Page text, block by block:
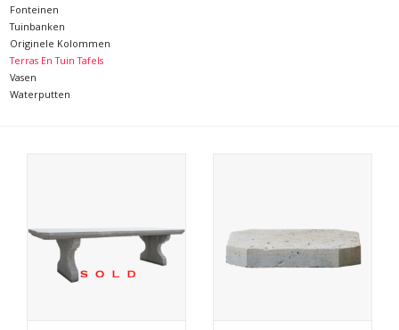
AI-Ready Database
Login
Fonteinen
Tuinbanken
Originele Kolommen
Terras En Tuin Tafels
Vasen
Waterputten